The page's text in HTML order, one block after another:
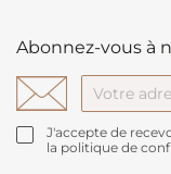
Abonnez-vous à
J'accepte de
la politique de